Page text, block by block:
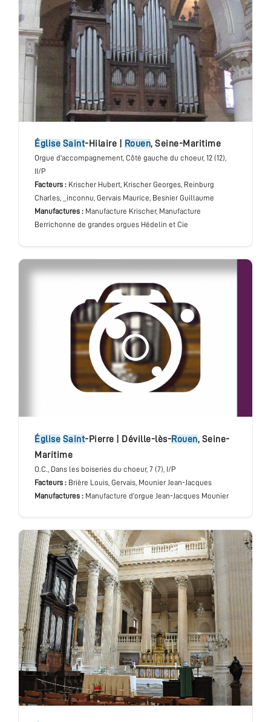
église Saint-Hilaire Rouen, Seine-Maritime
Orgue d'accompagnement, Côté gauche du choeur, 12 (12),
II/P
Facteurs : Krischer Hubert, Krischer Georges, Reinburg
Charles, _inconnu, Gervais Maurice, Besnier Guillaume
Manufactures : Manufacture Krischer, Manufacture
Berrichonne de grandes orgues Hédelin et Cie
église Saint-Pierre Déville-lès-Rouen, Seine-
Maritime
O.C., Dans les boiseries du choeur, 7 (7), I/P
Facteurs : Brière Louis, Gervais, Mounier Jean-Jacques
Manufactures : Manufacture d’orgue Jean-Jacques Mounier